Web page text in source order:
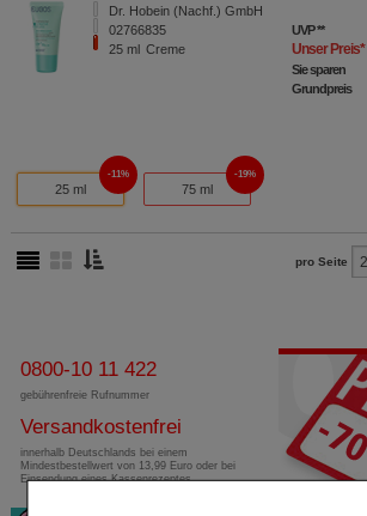
Dr. Hobein (Nachf.) GmbH
02766835
25 ml Creme
UVP**
Unser Preis*
Sie sparen
Grundpreis
25 ml
11%
75 ml
19%
pro Seite
0800-10 11 422
gebührenfreie Rufnummer
Versandkostenfrei
innerhalb Deutschlands bei einem
Mindestbestellwert von 13,99 Euro oder bei
Einsendung eines Kassenrezeptes